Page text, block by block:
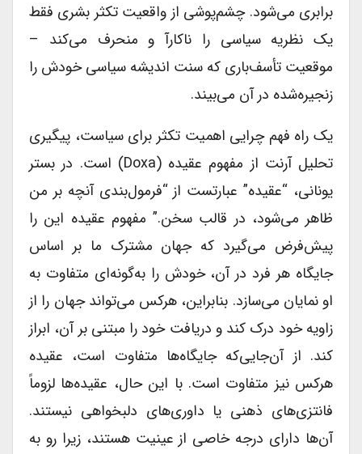
برابری می‌شود. چشم‌پوشی از واقعیت تکثر بشری فقط
یک نظریه سیاسی را ناکارآ و منحرف می‌کند –
موقعیت تأسف‌باری که سنت اندیشه سیاسی خودش را
زنجیره‌شده در آن می‌بیند.
یک راه فهم چرایی اهمیت تکثر برای سیاست، پیگیری
تحلیل آرنت از مفهوم عقیده (doxa) است. در بستر
یونانی، “عقیده” عبارتست از “فرمول‌بندی آنچه بر من
ظاهر می‌شود، در قالب سخن.” مفهوم عقیده این را
پیش‌فرض می‌گیرد که جهان مشترک ما بر اساس
جایگاه هر فرد در آن، خودش را به‌گونه‌ای متفاوت به
او نمایان می‌سازد. بنابراین، هرکس می‌تواند جهان را از
زاویه خود درک کند و دریافت خود را مبتنی بر آن، ابراز
کند. از آن‌جایی‌که جایگاه‌ها متفاوت است، عقیده
هرکس نیز متفاوت است. با این حال، عقیده‌ها لزوماً
فانتزی‌های ذهنی یا داوری‌های دلبخواهی نیستند.
آن‌ها دارای درجه خاصی از عینیت هستند، زیرا رو به